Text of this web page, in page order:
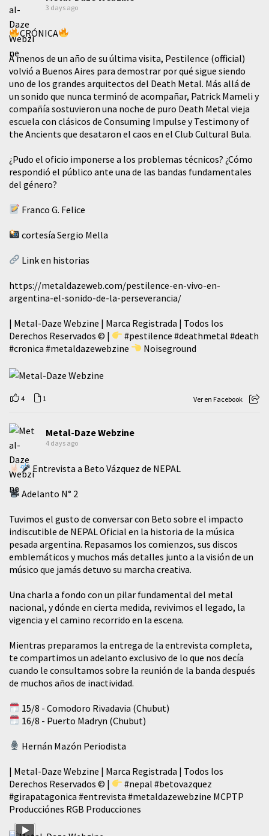
3 days ago
CRÓNICA
A menos de un año de su última visita, Pestilence (official)
volvió a Buenos Aires para demostrar por qué sigue siendo
uno de los grandes arquitectos del Death Metal. Más allá de
un sonido que nunca terminó de acompañar, Patrick Mameli y
compañía sostuvieron una noche de puro Death Metal vieja
escuela con clásicos de Consuming Impulse y Testimony of
the Ancients que desataron el caos en el Club Cultural Bula.
¿Pudo el oficio imponerse a los problemas técnicos? ¿Cómo
respondió el público ante una de las bandas fundamentales
del género?
Franco G. Felice
cortesía Sergio Mella
Link en historias
https://metaldazeweb.com/pestilence-en-vivo-en-
argentina-el-sonido-de-la-perseverancia/
| Metal-Daze Webzine | Marca Registrada | Todos los
Derechos Reservados © |
#pestilence #deathmetal #death
#cronica #metaldazewebzine Noiseground
4 1 Ver en Facebook
Metal-Daze Webzine
4 days ago
Entrevista a Beto Vázquez de NEPAL
Adelanto N° 2
Tuvimos el gusto de conversar con Beto sobre el impacto
indiscutible de NEPAL Oficial en la historia de la música
pesada argentina. Repasamos los comienzos, sus discos
emblemáticos y muchos más detalles junto a la visión de un
músico que jamás detuvo su marcha creativa.
​Una charla a fondo con un pilar fundamental del metal
nacional, y dónde en cierta medida, revivimos el legado, la
vigencia y el camino recorrido en la escena.
Mientras preparamos la entrega de la entrevista completa,
te compartimos un adelanto exclusivo de lo que nos decía
cuando le consultamos sobre la reunión de la banda después
de muchos años de inactividad.
15/8 - Comodoro Rivadavia (Chubut)
16/8 - Puerto Madryn (Chubut)
Hernán Mazón Periodista
| Metal-Daze Webzine | Marca Registrada | Todos los
Derechos Reservados © |
#nepal #betovazquez
#girapatagonica #entrevista #metaldazewebzine MCPTP
Producciónes RGB Producciones